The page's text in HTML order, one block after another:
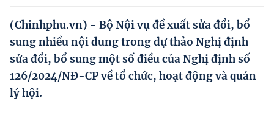
Hướng dẫn thực hiện chính sách
Phát triển kinh tế tư nhân và doanh nghiệp dân tộc
Ocop và chuỗi giá trị Nông sản
(Chinhphu.vn) - Bộ Nội vụ đề xuất sửa đổi, bổ
sung nhiều nội dung trong dự thảo Nghị định
sửa đổi, bổ sung một số điều của Nghị định số
126/2024/NĐ-CP về tổ chức, hoạt động và quản
lý hội.